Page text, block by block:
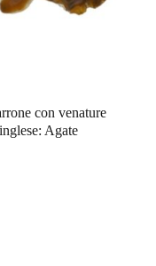
con venature
Agate